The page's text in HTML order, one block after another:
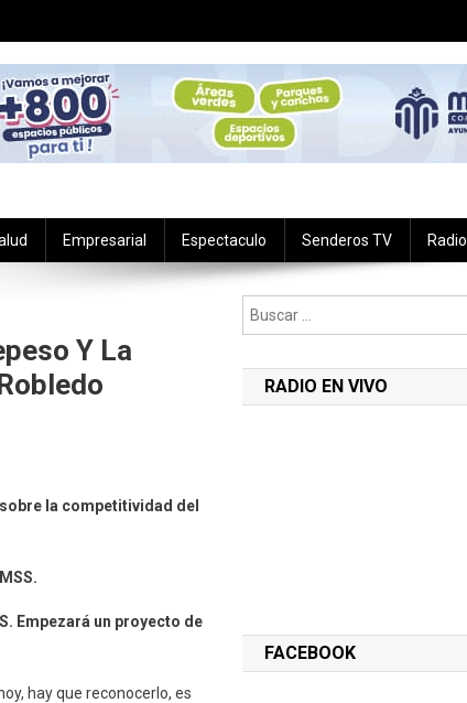
Empresarial Espectaculo Senderos TV Radio
Y La
la competitividad del
Empezará un proyecto de
hay que reconocerlo, es
RADIO EN VIVO
FACEBOOK